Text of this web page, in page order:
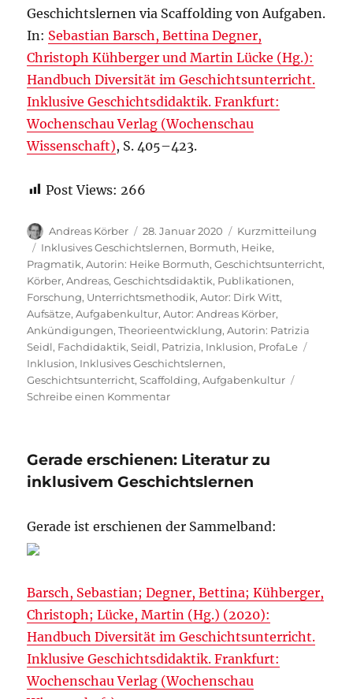
Geschichtslernen via Scaffolding von Aufgaben.
In: Sebastian Barsch, Bettina Degner,
Christoph Kühberger und Martin Lücke (Hg.):
Handbuch Diversität im Geschichtsunterricht.
Inklusive Geschichtsdidaktik. Frankfurt:
Wochenschau Verlag (Wochenschau
Wissenschaft), S. 405–423.
Post Views: 266
Autor
Andreas Körber
Veröffentlicht
am
28. Januar 2020 Format
Kurzmitteilung
Kategorien
Inklusives Geschichtslernen, Bormuth, Heike,
Pragmatik,Autorin: Heike Bormuth,Geschichtsunterricht,
Körber, Andreas,Geschichtsdidaktik, Publikationen,
Forschung, Unterrichtsmethodik,Autor: Dirk Witt,
Aufsätze,Aufgabenkultur,Autor: Andreas Körber,
Ankündigungen,Theorieentwicklung,Autorin: Patrizia
Seidl, Fachdidaktik,Seidl, Patrizia, Inklusion, ProfaLe
Inklusion, Inklusives Geschichtslernen,
Geschichtsunterricht,Scaffolding,Aufgabenkultur
Schreibe einen Kommentarzu
zu
inklusivem
Gerade erschienen: Literatur zu
inklusivem Geschichtslernen
Gerade ist erschienen der Sammelband:
Barsch, Sebastian; Degner, Bettina; Kühberger,
Christoph; Lücke, Martin (Hg.) (2020):
Handbuch Diversität im Geschichtsunterricht.
Inklusive Geschichtsdidaktik. Frankfurt:
Wochenschau Verlag (Wochenschau